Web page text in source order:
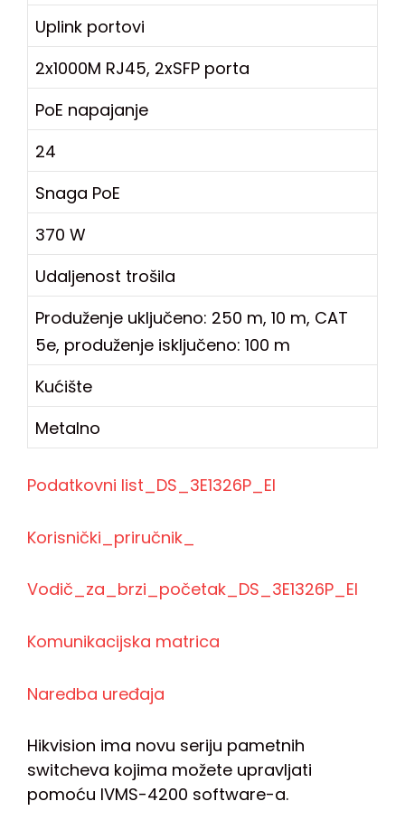
Uplink portovi
2x1000M RJ45, 2xSFP porta
PoE napajanje
24
Snaga PoE
370 W
Udaljenost trošila
Produženje uključeno: 250 m, 10 m, CAT
5e, produženje isključeno: 100 m
Kućište
Metalno
Podatkovni list_DS_3E1326P_EI
Korisnički_priručnik_
Vodič_za_brzi_početak_DS_3E1326P_EI
Komunikacijska matrica
Naredba uređaja
Hikvision ima novu seriju pametnih
switcheva kojima možete upravljati
pomoću IVMS-4200 software-a.